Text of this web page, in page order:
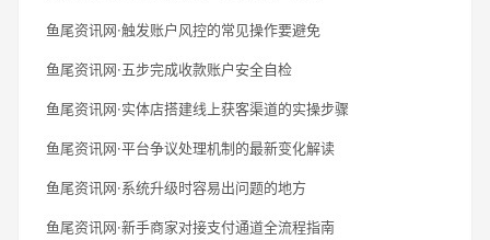
鱼尾资讯网·触发账户风控的常见操作要避免
鱼尾资讯网·五步完成收款账户安全自检
鱼尾资讯网·实体店搭建线上获客渠道的实操步骤
鱼尾资讯网·平台争议处理机制的最新变化解读
鱼尾资讯网·系统升级时容易出问题的地方
鱼尾资讯网·新手商家对接支付通道全流程指南